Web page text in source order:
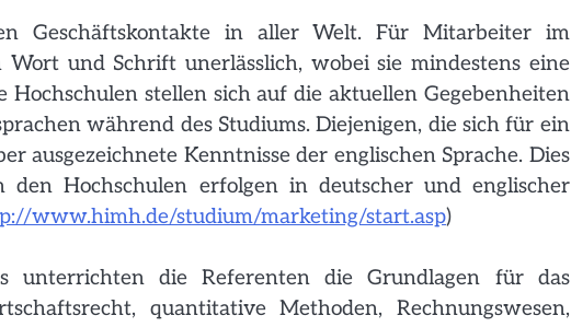
Geschäftskontakte in aller Welt. Für Mitarbeiter im
und Schrift unerlässlich, wobei sie mindestens eine
Hochschulen stellen sich auf die aktuellen Gegebenheiten
während des Studiums. Diejenigen, die sich für ein
ausgezeichnete Kenntnisse der englischen Sprache. Dies
Hochschulen erfolgen in deutscher und englischer
www.himh.de/studium/marketing/start.asp)
unterrichten die Referenten die Grundlagen für das
quantitative Methoden, Rechnungswesen,